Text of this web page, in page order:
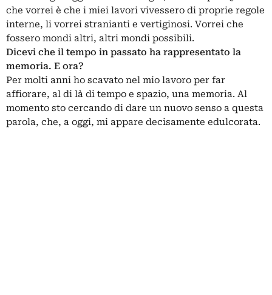
che vorrei è che i miei lavori vivessero di proprie regole
interne, li vorrei stranianti e vertiginosi. Vorrei che
fossero mondi altri, altri mondi possibili.
Dicevi che il tempo in passato ha rappresentato la
memoria. E ora?
Per molti anni ho scavato nel mio lavoro per far
affiorare, al di là di tempo e spazio, una memoria. Al
momento sto cercando di dare un nuovo senso a questa
parola, che, a oggi, mi appare decisamente edulcorata.